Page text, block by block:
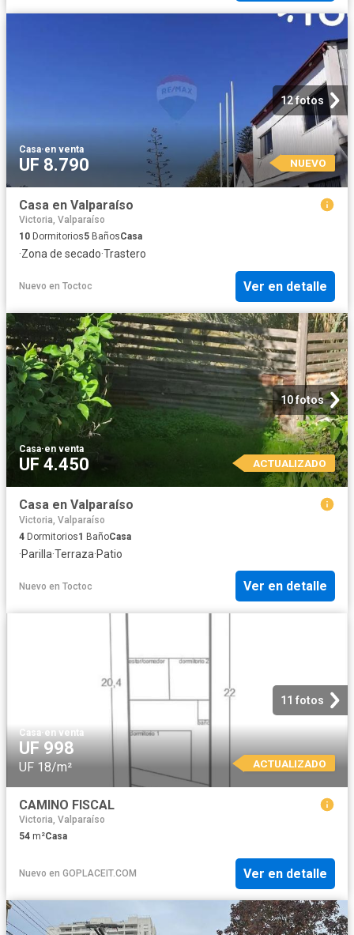
12 fotos
Casa·en venta
UF 8.790 NUEVO
Casa en Valparaíso
Victoria, Valparaíso
10 Dormitorios5 BañosCasa
·Zona de secado·Trastero
Nuevo en Toctoc Ver en detalle
10 fotos
Casa·en venta
UF 4.450 ACTUALIZADO
Casa en Valparaíso
Victoria, Valparaíso
4 Dormitorios1 BañoCasa
·Parilla·Terraza·Patio
Nuevo en Toctoc Ver en detalle
11 fotos
Casa · en venta
UF 998
UF 18/m² ACTUALIZADO
CAMINO FISCAL
Victoria, Valparaíso
54 m²Casa
Nuevo en GOPLACEIT.COM Ver en detalle